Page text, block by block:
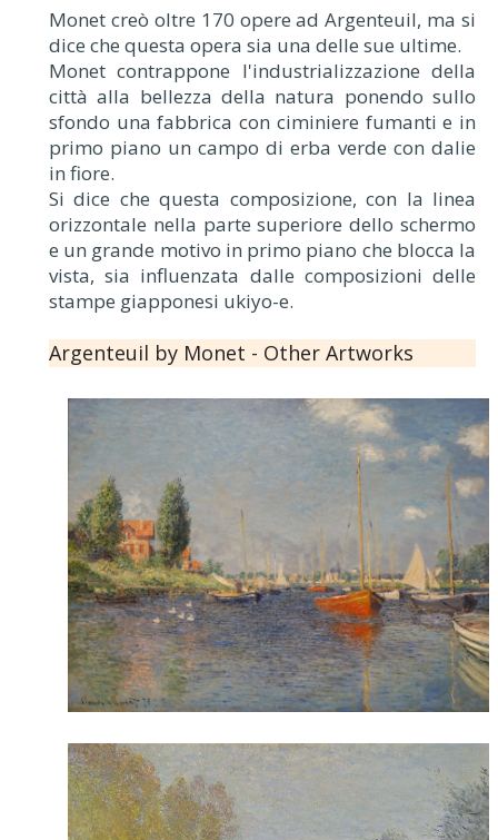
Monet creò oltre 170 opere ad Argenteuil, ma si
dice che questa opera sia una delle sue ultime.
Monet contrappone l'industrializzazione della
città alla bellezza della natura ponendo sullo
sfondo una fabbrica con ciminiere fumanti e in
primo piano un campo di erba verde con dalie
in fiore.
Si dice che questa composizione, con la linea
orizzontale nella parte superiore dello schermo
e un grande motivo in primo piano che blocca la
vista, sia influenzata dalle composizioni delle
stampe giapponesi ukiyo-e.
Argenteuil by Monet - Other Artworks